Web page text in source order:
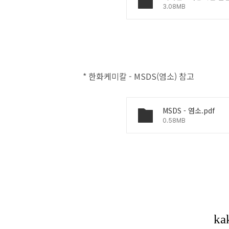
3.08MB
* 한화케미칼 - MSDS(염소) 참고
MSDS - 염소.pdf
0.58MB